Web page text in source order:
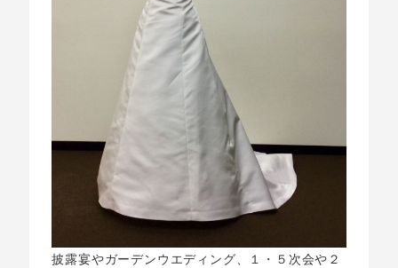
披露宴やガーデンウエディング、１・５次会や２